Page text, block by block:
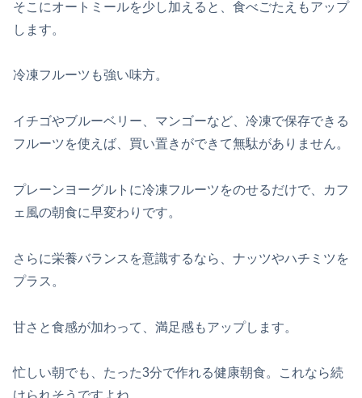
そこにオートミールを少し加えると、食べごたえもアップ
します。
冷凍フルーツも強い味方。
イチゴやブルーベリー、マンゴーなど、冷凍で保存できる
フルーツを使えば、買い置きができて無駄がありません。
プレーンヨーグルトに冷凍フルーツをのせるだけで、カフ
ェ風の朝食に早変わりです。
さらに栄養バランスを意識するなら、ナッツやハチミツを
プラス。
甘さと食感が加わって、満足感もアップします。
忙しい朝でも、たった3分で作れる健康朝食。これなら続